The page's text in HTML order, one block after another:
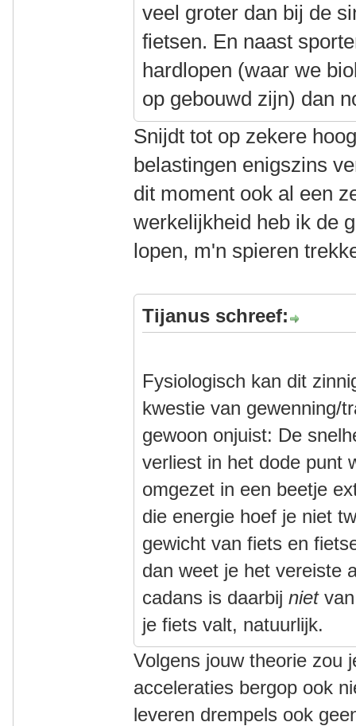
veel groter dan bij de
fietsen. En naast
hardlopen (waar we
op gebouwd zijn) dan
Snijdt tot op zekere
belastingen enigszins
dit moment ook al een
werkelijkheid heb ik de
lopen, m'n spieren
Tijanus schreef:
Fysiologisch kan dit
kwestie van gewenning/
gewoon onjuist: De
verliest in het dode punt
omgezet in een beetje
die energie hoef je niet
gewicht van fiets en
dan weet je het vereiste
cadans is daarbijnietvan
je fiets valt, natuurlijk.
Volgens jouw theorie zou
acceleraties bergop ook
leveren drempels ook